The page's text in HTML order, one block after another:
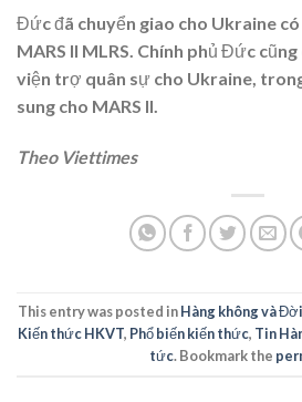
Đức đã chuyển giao cho Ukraine
MARS II MLRS. Chính phủ Đức
viện trợ quân sự cho Ukraine,
sung cho MARS II.
Theo Viettimes
This entry was posted inHàng không và
Kiến thức HKVT, Phổ biến kiến thức, Tin
tức. Bookmark the